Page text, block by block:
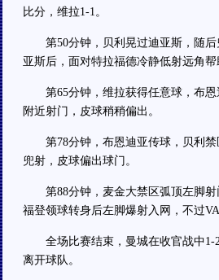
比分，维拉1-1。
第50分钟，贝利晃过迪亚斯，随后
亚斯后，面对特拉福德冷静低射远角帮
第65分钟，维拉获得任意球，布恩
附近射门，皮球稍稍偏出。
第78分钟，布恩迪亚传球，贝利禁
兜射，皮球偏出球门。
第88分钟，麦金大禁区弧顶左脚射
福登领球转身后左脚爆射入网，不过
全场比赛结束，曼城在收官战中1-2
离开球队。